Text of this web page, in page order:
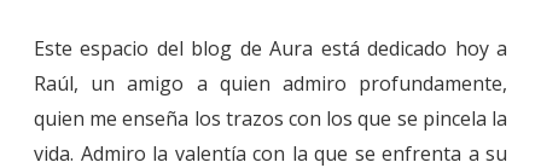
Este espacio del blog de Aura está dedicado hoy a
Raúl, un amigo a quien admiro profundamente,
quien me enseña los trazos con los que se pincela la
vida. Admiro la valentía con la que se enfrenta a su